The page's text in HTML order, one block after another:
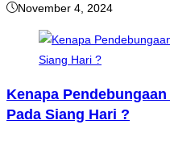
November 4, 2024
Kenapa
Pada Siang Hari ?